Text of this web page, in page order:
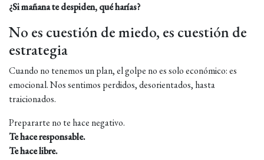
¿Si mañana te despiden, qué harías?
No es cuestión de miedo, es cuestión de
estrategia
Cuando no tenemos un plan, el golpe no es solo económico: es
emocional. Nos sentimos perdidos, desorientados, hasta
traicionados.
Prepararte no te hace negativo.
Te hace responsable.
Te hace libre.